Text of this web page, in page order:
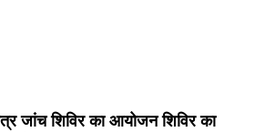
जांच शिविर का आयोजन शिविर का